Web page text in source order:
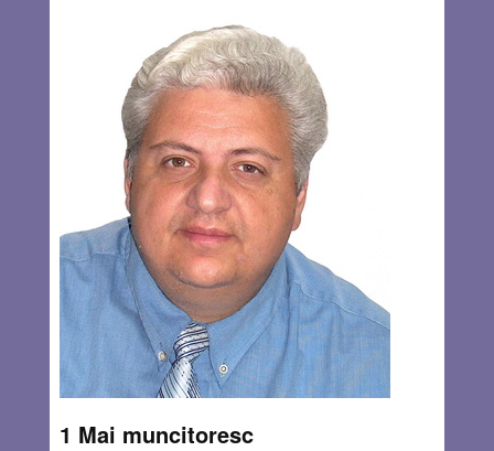
1 Mai muncitoresc